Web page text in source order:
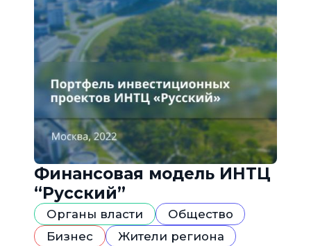
Финансовая модель ИНТЦ
“Русский”
Органы власти
Общество
Бизнес
Жители региона